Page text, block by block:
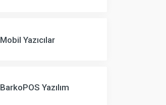
Mobil Yazıcılar
BarkoPOS Yazılım